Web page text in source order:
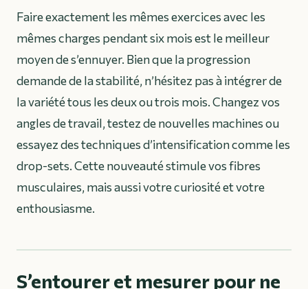
Faire exactement les mêmes exercices avec les
mêmes charges pendant six mois est le meilleur
moyen de s’ennuyer. Bien que la progression
demande de la stabilité, n’hésitez pas à intégrer de
la variété tous les deux ou trois mois. Changez vos
angles de travail, testez de nouvelles machines ou
essayez des techniques d’intensification comme les
drop-sets. Cette nouveauté stimule vos fibres
musculaires, mais aussi votre curiosité et votre
enthousiasme.
S’entourer et mesurer pour ne